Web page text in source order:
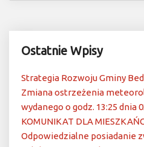
Ostatnie Wpisy
Strategia Rozwoju Gminy
Zmiana ostrzeżenia
wydanego o godz. 13:25 dnia
KOMUNIKAT DLA
Odpowiedzialne posiadanie